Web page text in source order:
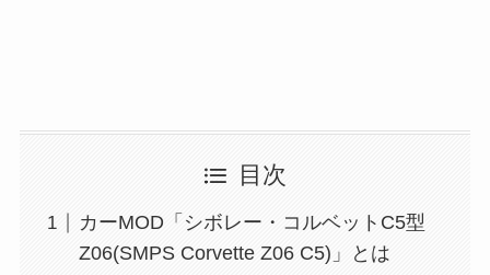
目次
カーMOD「シボレー・コルベットC5型
Z06(SMPS Corvette Z06 C5)」とは